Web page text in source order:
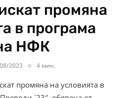
промяна
в програма
НФК
2023 4 мин.
промяна на условията в